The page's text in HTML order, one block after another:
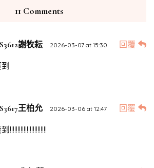
11 Comments
謝牧耘 2026-03-07 at 15:30 回覆
王柏允 2026-03-06 at 12:47 回覆
!!!!!!!!!!!!!!!!!!!!!!!!